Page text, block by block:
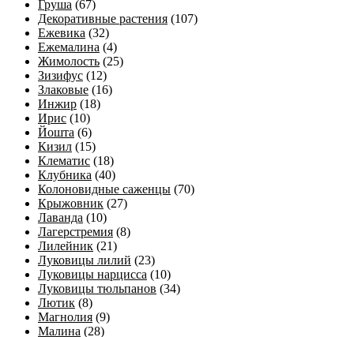
Груша (67)
Декоративные растения (107)
Ежевика (32)
Ежемалина (4)
Жимолость (25)
Зизифус (12)
Злаковые (16)
Инжир (18)
Ирис (10)
Йошта (6)
Кизил (15)
Клематис (18)
Клубника (40)
Колоновидные саженцы (70)
Крыжовник (27)
Лаванда (10)
Лагерстремия (8)
Лилейник (21)
Луковицы лилий (23)
Луковицы нарцисса (10)
Луковицы тюльпанов (34)
Лютик (8)
Магнолия (9)
Малина (28)